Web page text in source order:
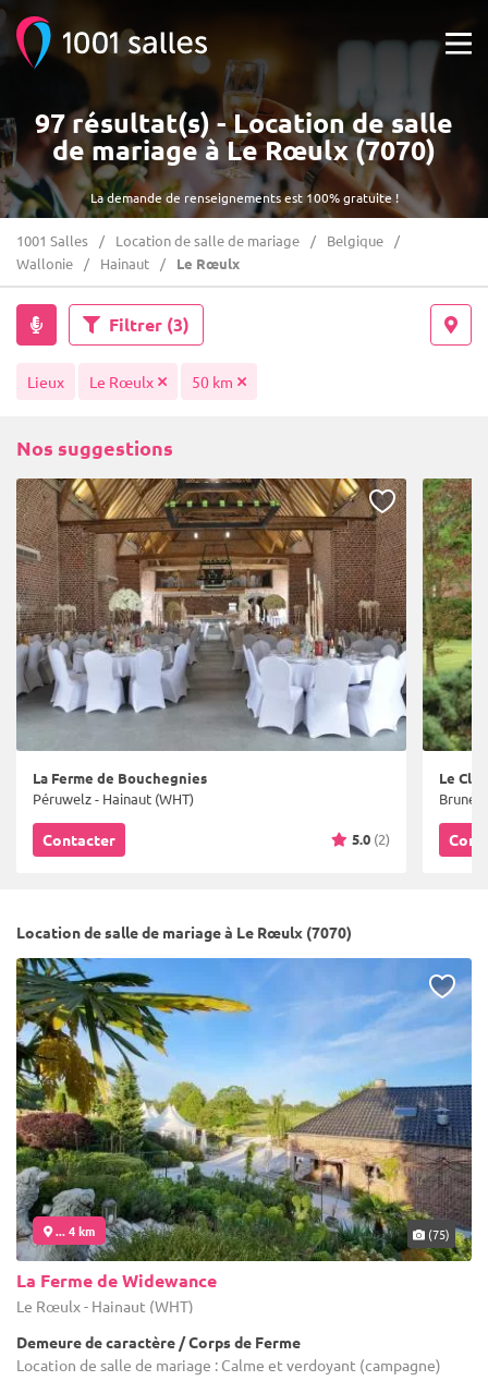
La demande de renseignements est 100% gratuite !
97 résultat(s) - Location de salle
de mariage à Le Rœulx (7070)
1001 Salles Location de salle de mariage
Belgique
Wallonie
Hainaut Le Rœulx
Filtrer (3)
Lieux Le Rœulx 50 km
Nos suggestions
La Ferme de Bouchegnies
Péruwelz - Hainaut (WHT)
Contacter 5.0 (2)
Le
Location de salle de mariage à Le Rœulx (7070)
... 4 km (75)
La Ferme de Widewance
Le Rœulx - Hainaut (WHT)
Demeure de caractère / Corps de Ferme
Location de salle de mariage : Calme et verdoyant (campagne)